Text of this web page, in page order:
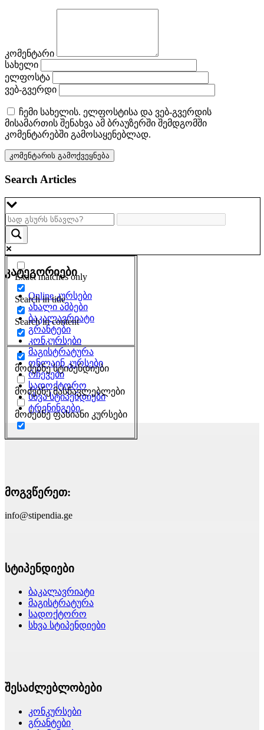
კომენტარი
სახელი
ელფოსტა
ვებ-გვერდი
ჩემი სახელის. ელფოსტისა და ვებ-გვერდის
მისამართის შენახვა ამ ბრაუზერში შემდგომში
კომენტარებში გამოსაყენებლად.
Search Articles
Exact matches only
Search in title
Search in content
მოძებნე სტიპენდიები
მოძებნე მასწავლებლები
მოძებნე ფასიანი კურსები
კატეგორიები
Online კურსები
ახალი ამბები
ბაკალავრიატი
გრანტები
კონკურსები
მაგისტრატურა
ონლაინ კურსები
რჩევები
სადოქტორო
სხვა სტიპენდიები
ტრენინგები
მოგვწერეთ:
info@stipendia.ge
სტიპენდიები
ბაკალავრიატი
მაგისტრატურა
სადოქტორო
სხვა სტიპენდიები
შესაძლებლობები
კონკურსები
გრანტები